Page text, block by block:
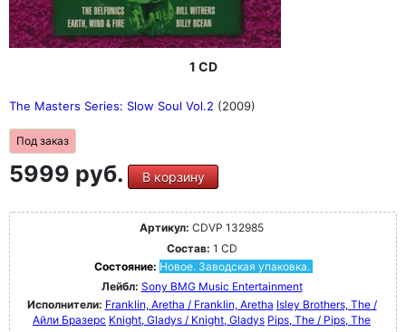
1 CD
The Masters Series: Slow Soul Vol.2 (2009)
Под заказ
5999 руб. В корзину
Артикул: CDVP 132985
Состав: 1 CD
Состояние: Новое. Заводская упаковка.
Лейбл: Sony BMG Music Entertainment
Исполнители: Franklin, Aretha / Franklin, Aretha Isley Brothers, The /
Айли Бразерс Knight, Gladys / Knight, Gladys Pips, The / Pips, The